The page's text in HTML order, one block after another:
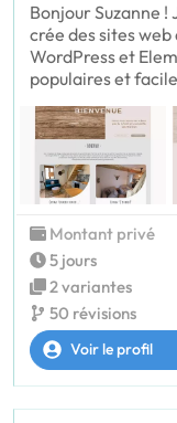
Bonjour Suzanne
crée des sites
WordPress et
populaires et
Montant privé
5 jours
2 variantes
50 révisions
Voir le profil